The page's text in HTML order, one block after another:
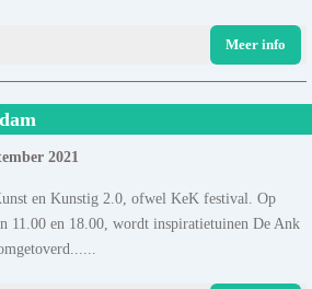
Meer info
2021
en Kunstig 2.0, ofwel KeK festival. Op
11.00 en 18.00, wordt inspiratietuinen De Ank